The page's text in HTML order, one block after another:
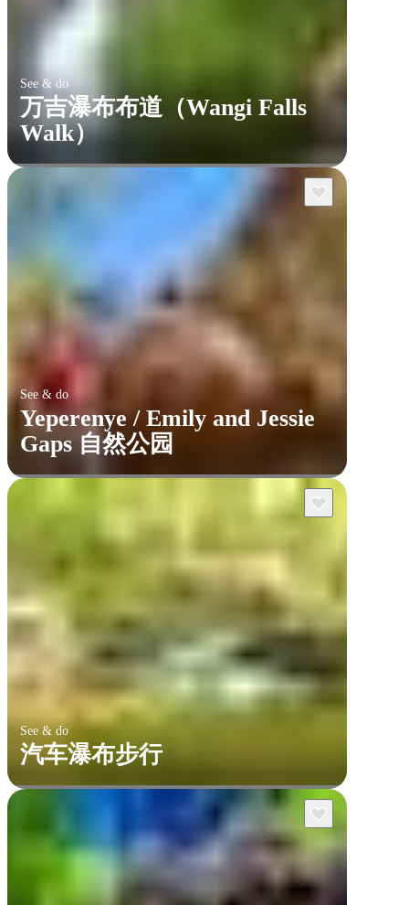
See & do
万吉瀑布布道（Wangi Falls
Walk）
See & do
Yeperenye / Emily and Jessie
Gaps 自然公园
See & do
汽车瀑布步行